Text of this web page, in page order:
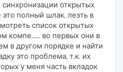
синхронизации открытых
это полный шлак, лезть в
список открытых
компе...... во первых они в
в другом порядке и найти
это проблема, т.к. их
у меня часть вкладок